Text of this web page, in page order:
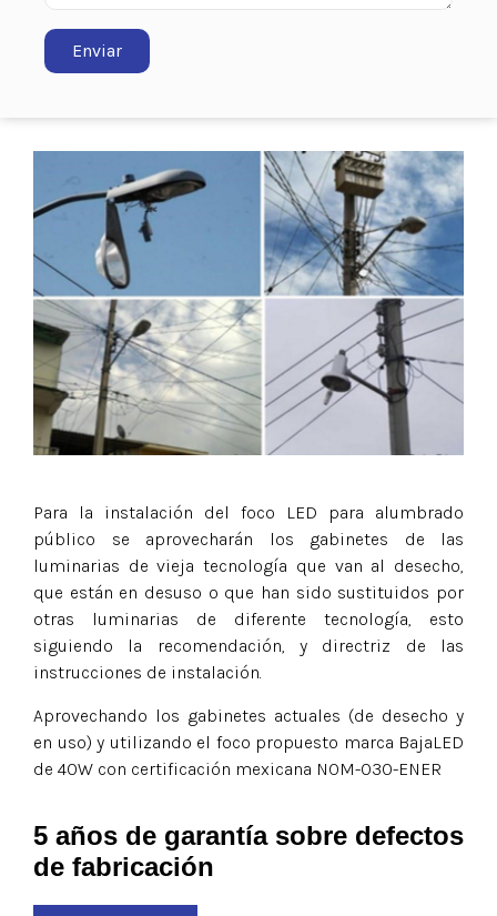
Enviar
Para la instalación del foco LED para alumbrado
público se aprovecharán los gabinetes de las
luminarias de vieja tecnología que van al desecho,
que están en desuso o que han sido sustituidos por
otras luminarias de diferente tecnología, esto
siguiendo la recomendación, y directriz de las
instrucciones de instalación.
Aprovechando los gabinetes actuales (de desecho y
en uso) y utilizando el foco propuesto marca BajaLED
de 40W con certificación mexicana NOM-030-ENER
5 años de garantía sobre defectos
de fabricación